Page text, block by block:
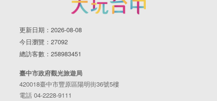
更新日期：2026-08-08
今日瀏覽：27092
總訪客數：258983451
臺中市政府觀光旅遊局
420018臺中市豐原區陽明街36號5樓
電話 04-2228-9111